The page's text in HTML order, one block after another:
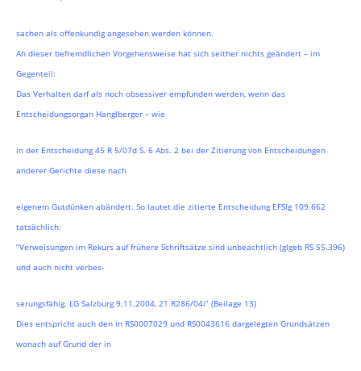
sachen als offenkundig angesehen werden können.
An dieser befremdlichen Vorgehensweise hat sich seither nichts geändert – im
Gegenteil:
Das Verhalten darf als noch obsessiver empfunden werden, wenn das
Entscheidungsorgan Hanglberger – wie
in der Entscheidung 45 R 5/07d S. 6 Abs. 2 bei der Zitierung von Entscheidungen
anderer Gerichte diese nach
eigenem Gutdünken abändert. So lautet die zitierte Entscheidung EFSlg 109.662
tatsächlich:
“Verweisungen im Rekurs auf frühere Schriftsätze sind unbeachtlich (glgeb RS 55.396)
und auch nicht verbes-
serungsfähig. LG Salzburg 9.11.2004, 21 R286/04i” (Beilage 13)
Dies entspricht auch den in RS0007029 und RS0043616 dargelegten Grundsätzen
wonach auf Grund der in